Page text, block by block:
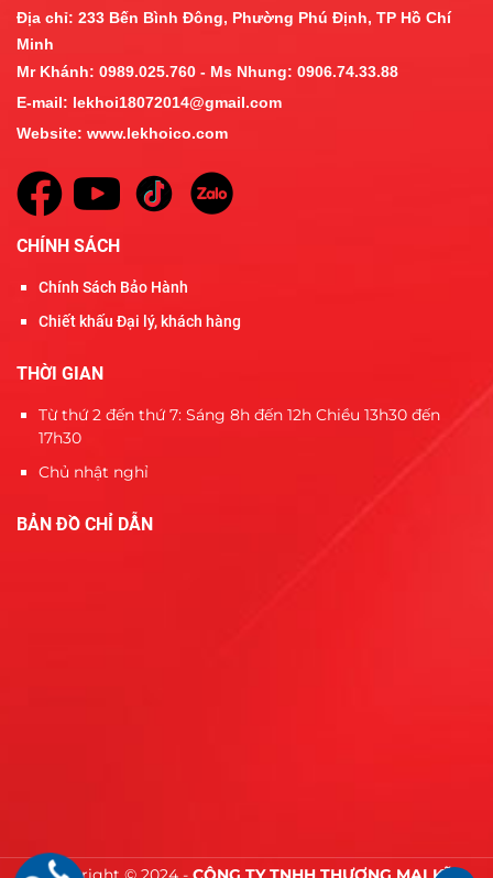
Địa chỉ: 233 Bến Bình Đông, Phường Phú Định, TP Hồ Chí
Minh
Mr Khánh: 0989.025.760 - Ms Nhung: 0906.74.33.88
E-mail: lekhoi18072014@gmail.com
Website: www.lekhoico.com
CHÍNH SÁCH
Chính Sách Bảo Hành
Chiết khấu Đại lý, khách hàng
THỜI GIAN
Từ thứ 2 đến thứ 7: Sáng 8h đến 12h Chiều 13h30 đến
17h30
Chủ nhật nghỉ
BẢN ĐỒ CHỈ DẪN